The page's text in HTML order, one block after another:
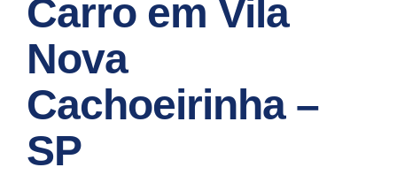
Carro em Vila
Nova
Cachoeirinha –
SP